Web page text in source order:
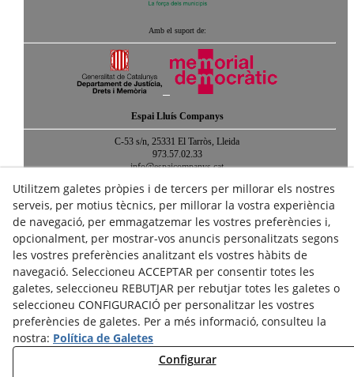
Amb el suport de:
Espai Lluís Companys
C-53 s/n, 25331 El Tarròs, Lleida
973.57.02.33
info@espaicompanys.cat
Vols saber què ha passat o passarà a l'Espai?
Consulta el nostre blog o subscriu-te al butlletí d'activitats!
Avís legal Política de cookies Política de privacitat
Crèdits Mapa web
Utilitzem galetes pròpies i de tercers per millorar els nostres
serveis, per motius tècnics, per millorar la vostra experiència
de navegació, per emmagatzemar les vostres preferències i,
opcionalment, per mostrar-vos anuncis personalitzats segons
les vostres preferències analitzant els vostres hàbits de
navegació. Seleccioneu ACCEPTAR per consentir totes les
galetes, seleccioneu REBUTJAR per rebutjar totes les galetes o
seleccioneu CONFIGURACIÓ per personalitzar les vostres
preferències de galetes. Per a més informació, consulteu la
nostra: Política de Galetes
Configurar